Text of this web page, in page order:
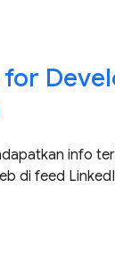
info
di feed